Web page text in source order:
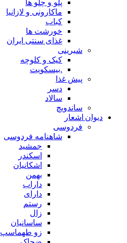
پلو و چلو ها
ماکارونی و لازانیا
کباب
خورشت ها
غذای سنتی ایران
شیرینی
کیک و کلوچه
.بیسکویت
پیش غذا
دسر
سالاد
ساندویچ
دیوان اشعار
فردوسی
شاهنامه فردوسی
جمشید
اسکندر
اشکانیان
بهمن
داراب
دارای
رستم
زال
ساسانیان
زو طهماسپ‏